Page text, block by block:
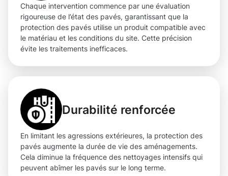
Chaque intervention commence par une évaluation
rigoureuse de l’état des pavés, garantissant que la
protection des pavés utilise un produit compatible avec
le matériau et les conditions du site. Cette précision
évite les traitements inefficaces.
Durabilité renforcée
En limitant les agressions extérieures, la protection des
pavés augmente la durée de vie des aménagements.
Cela diminue la fréquence des nettoyages intensifs qui
peuvent abîmer les pavés sur le long terme.